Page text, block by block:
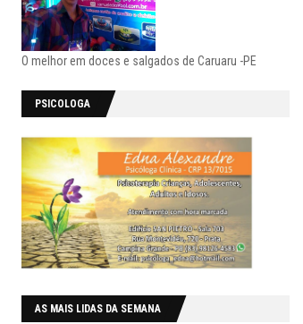
O melhor em doces e salgados de Caruaru -PE
PSICOLOGA
AS MAIS LIDAS DA SEMANA